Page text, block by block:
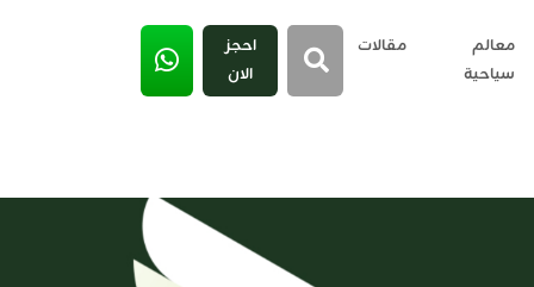
معالم
سياحية
مقالات
احجز
الان